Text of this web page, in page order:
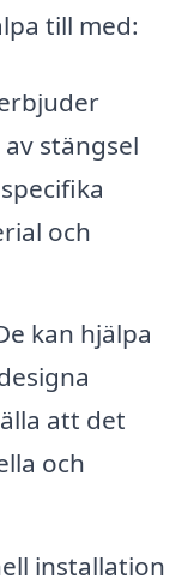
till med:
stängsel
och
kan hjälpa
att det
och
installation